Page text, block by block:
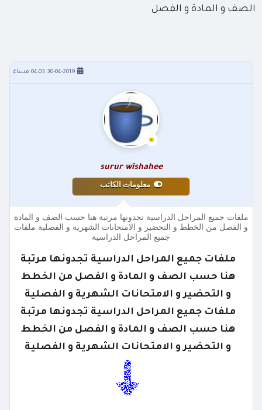
الصف و المادة و الفصل
30-04-2019 04:03 مساءً
surur wishahee
معلومات الكاتب
ملفات جميع المراحل الدراسية تجدونها مرتبة هنا حسب الصف و المادة
و الفصل من الخطط و التحضير و الامتحانات الشهرية و الفصلية ملفات
جميع المراحل الدراسية
ملفات جميع المراحل الدراسية تجدونها مرتبة
هنا حسب الصف و المادة و الفصل من الخطط
و التحضير و الامتحانات الشهرية و الفصلية
ملفات جميع المراحل الدراسية تجدونها مرتبة
هنا حسب الصف و المادة و الفصل من الخطط
و التحضير و الامتحانات الشهرية و الفصلية